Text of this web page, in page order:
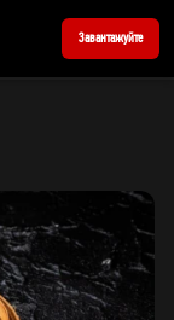
Завантажуйте
Reserve a table